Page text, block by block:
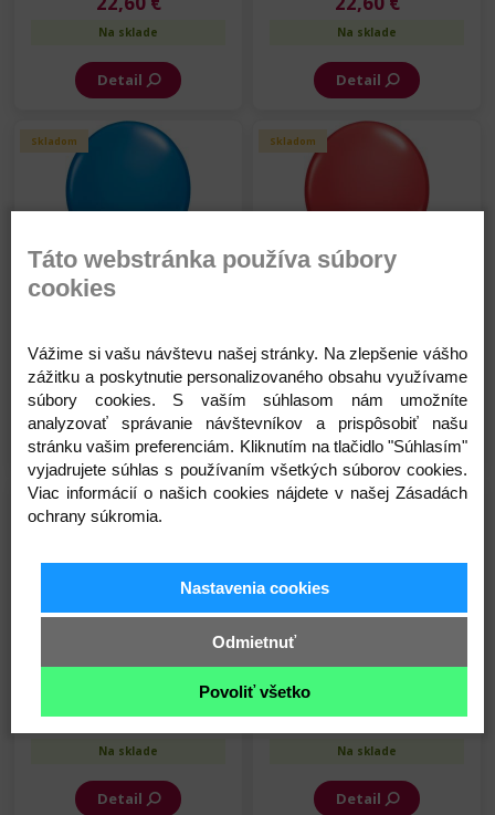
Na sklade
Detail
Na sklade
Detail
Skladom
22,60 €
Na sklade
Detail
Skladom
22,60 €
Na sklade
Detail
Skladom
Balón - SC - Oranžový - 28
22,60 €
Na sklade
Detail
Skladom
Balón - SC - Ružový - 28 cm -
22,60 €
Na sklade
Detail
Táto webstránka používa súbory
cookies
Vážime si vašu návštevu našej stránky. Na zlepšenie vášho
zážitku a poskytnutie personalizovaného obsahu využívame
súbory cookies. S vaším súhlasom nám umožníte
analyzovať správanie návštevníkov a prispôsobiť našu
stránku vašim preferenciám. Kliknutím na tlačidlo "Súhlasím"
vyjadrujete súhlas s používaním všetkých súborov cookies.
Viac informácií o našich cookies nájdete v našej Zásadách
ochrany súkromia.
Nastavenia cookies
Odmietnuť
Povoliť všetko